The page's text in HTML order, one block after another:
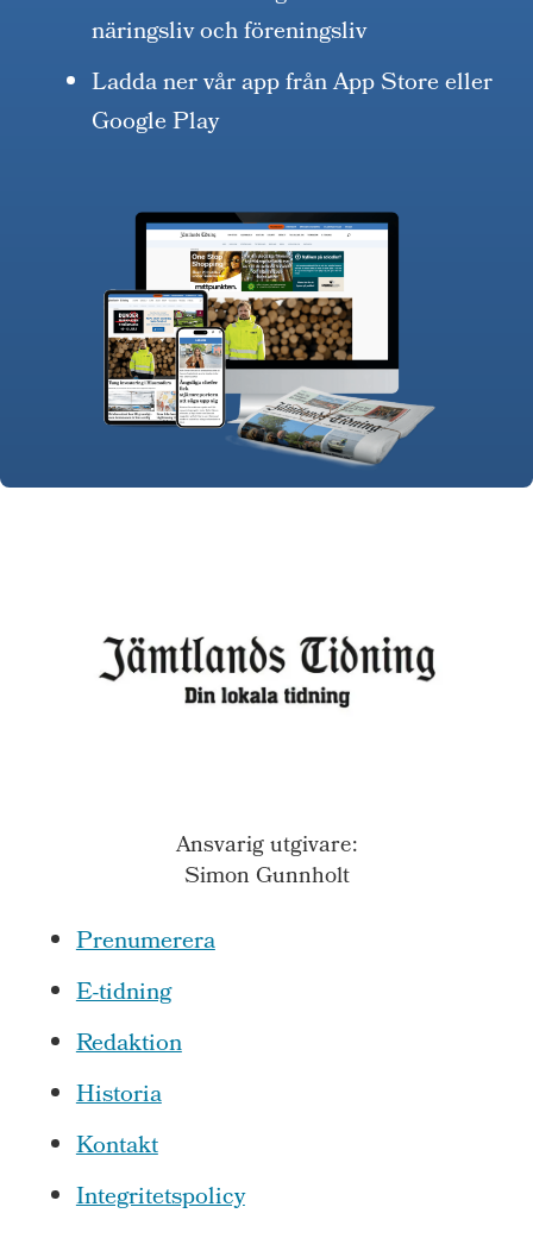
näringsliv och föreningsliv
Ladda ner vår app från App Store eller
Google Play
Ansvarig utgivare:
Simon Gunnholt
Prenumerera
E-tidning
Redaktion
Historia
Kontakt
Integritetspolicy